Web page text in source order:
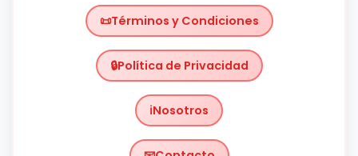
Términos y Condiciones
Política de Privacidad
Nosotros